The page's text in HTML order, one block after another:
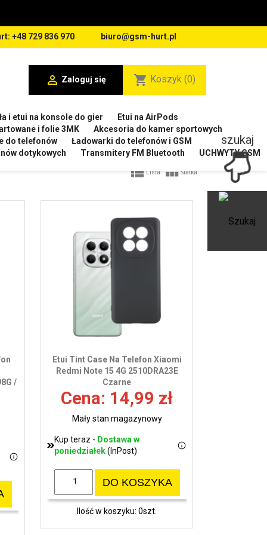
+48 729 836 970 biuro@gsm-hurt.pl
 Zaloguj się shopping_cart Koszyk (0)
i etui na konsole do gier
Etui na AirPods
i folie 3MK
Akcesoria do kamer sportowych
do telefonów
Ładowarki do telefonów i GSM
dotykowych Transmitery FM Bluetooth
UCHWYTY GSM
 Lista  Siatka
/
Etui Tint Case Na Telefon Xiaomi
Redmi Note 15 4G 2510DRA23E
Czarne
Cena: 14,99 zł
Mały stan magazynowy
Kup teraz - Dostawa w
poniedziałek(InPost)
DO KOSZYKA
Ilość w koszyku: 0szt.
szukaj